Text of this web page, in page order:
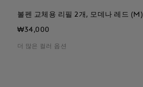
볼펜 교체용 리필 2개, 모데나 레드 (M)
₩34,000
더 많은 컬러 옵션